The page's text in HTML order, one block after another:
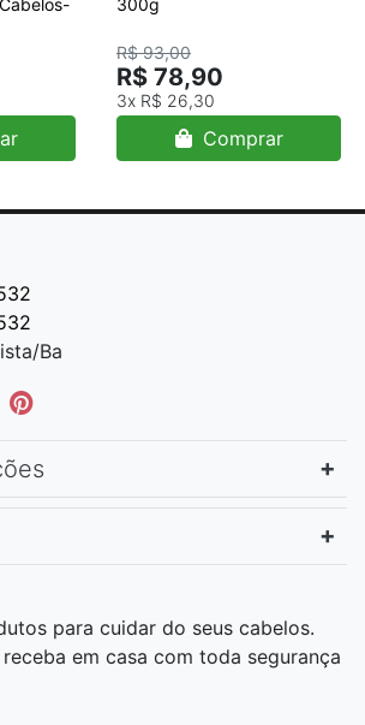
R$ 93,00
R$ 78,90
3x R$ 26,30
Comprar
Ba
para cuidar do seus cabelos.
em casa com toda segurança